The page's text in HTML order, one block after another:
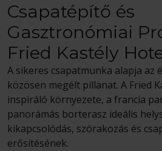
Csapatépítő és
Gasztronómiai
Fried Kastély
A sikeres csapatmunka alapja az
közösen megélt pillanat. A Fried
inspiráló környezete, a francia
panorámás borterasz ideális
kikapcsolódás, szórakozás és
erősítésének.